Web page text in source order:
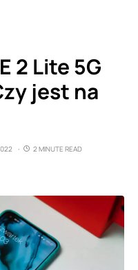
2 Lite 5G
jest na
2 MINUTE READ